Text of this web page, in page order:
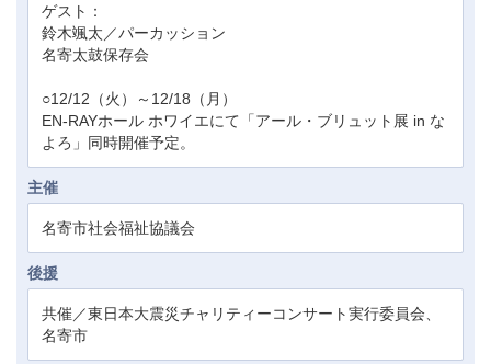
ゲスト：
鈴木颯太／パーカッション
名寄太鼓保存会
○12/12（火）～12/18（月）
EN-RAYホール ホワイエにて「アール・ブリュット展 in な
よろ」同時開催予定。
主催
名寄市社会福祉協議会
後援
共催／東日本大震災チャリティーコンサート実行委員会、
名寄市